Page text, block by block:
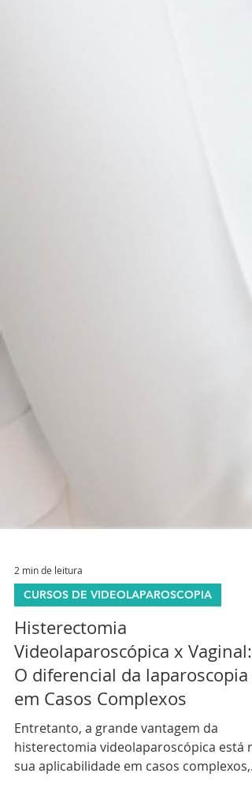
2 min de leitura
CURSOS DE VIDEOLAPAROSCOPIA
Histerectomia
Videolaparoscópica x Vaginal:
O diferencial da laparoscopia
em Casos Complexos
Entretanto, a grande vantagem da